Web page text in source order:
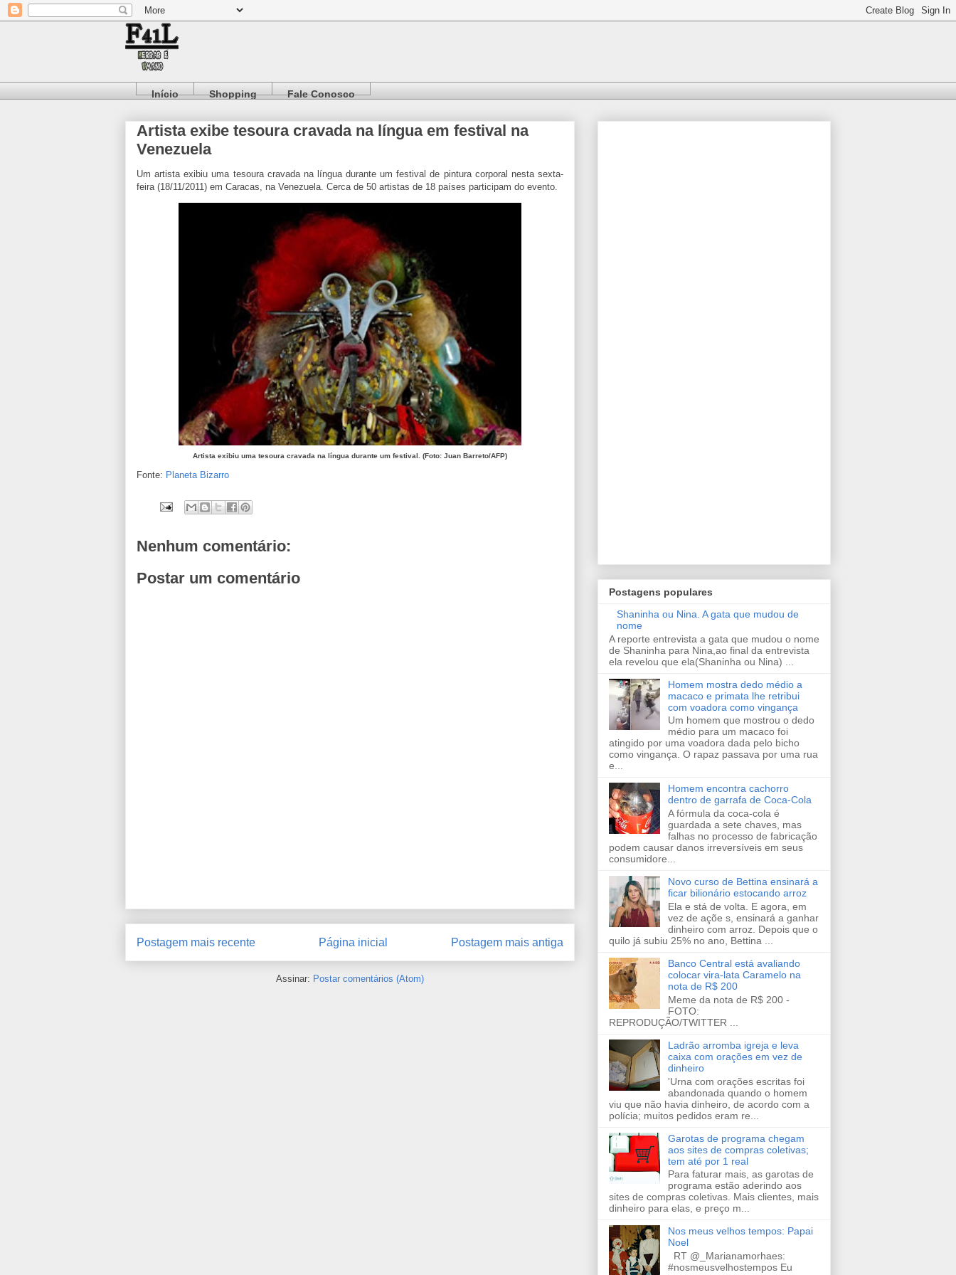
Início Shopping Fale Conosco
Artista exibe tesoura cravada na língua em festival na
Venezuela
Um artista exibiu uma tesoura cravada na língua durante um festival de pintura corporal nesta sexta-
feira (18/11/2011) em Caracas, na Venezuela. Cerca de 50 artistas de 18 países participam do evento.
Artista exibiu uma tesoura cravada na língua durante um festival. (Foto: Juan Barreto/AFP)
Fonte: Planeta Bizarro
Nenhum comentário:
Postar um comentário
Postagem mais recente Postagem mais antiga
Página inicial
Assinar: Postar comentários (Atom)
Postagens populares
Shaninha ou Nina. A gata que mudou de
nome
A reporte entrevista a gata que mudou o nome
de Shaninha para Nina,ao final da entrevista
ela revelou que ela(Shaninha ou Nina) ...
Homem mostra dedo médio a
macaco e primata lhe retribui
com voadora como vingança
Um homem que mostrou o dedo
médio para um macaco foi
atingido por uma voadora dada pelo bicho
como vingança. O rapaz passava por uma rua
e...
Homem encontra cachorro
dentro de garrafa de Coca-Cola
A fórmula da coca-cola é
guardada a sete chaves, mas
falhas no processo de fabricação
podem causar danos irreversíveis em seus
consumidore...
Novo curso de Bettina ensinará a
ficar bilionário estocando arroz
Ela e stá de volta. E agora, em
vez de açõe s, ensinará a ganhar
dinheiro com arroz. Depois que o
quilo já subiu 25% no ano, Bettina ...
Banco Central está avaliando
colocar vira-lata Caramelo na
nota de R$ 200
Meme da nota de R$ 200 -
FOTO:
REPRODUÇÃO/TWITTER ...
Ladrão arromba igreja e leva
caixa com orações em vez de
dinheiro
'Urna com orações escritas foi
abandonada quando o homem
viu que não havia dinheiro, de acordo com a
polícia; muitos pedidos eram re...
Garotas de programa chegam
aos sites de compras coletivas;
tem até por 1 real
Para faturar mais, as garotas de
programa estão aderindo aos
sites de compras coletivas. Mais clientes, mais
dinheiro para elas, e preço m...
Nos meus velhos tempos: Papai
Noel
RT @_Marianamorhaes:
#nosmeusvelhostempos Eu